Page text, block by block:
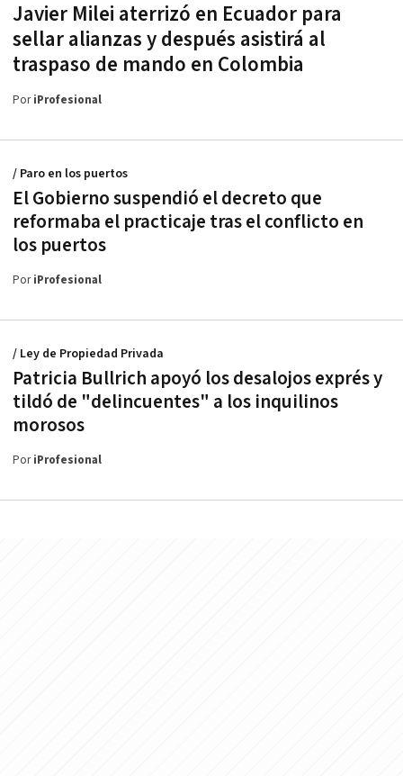
Javier Milei aterrizó en Ecuador para
sellar alianzas y después asistirá al
traspaso de mando en Colombia
PoriProfesional
El Gobierno suspendió el decreto que
reformaba el practicaje tras el conflicto en
los puertos
/ Paro en los puertos
PoriProfesional
Patricia Bullrich apoyó los desalojos exprés y
tildó de "delincuentes" a los inquilinos
morosos
/ Ley de Propiedad Privada
PoriProfesional